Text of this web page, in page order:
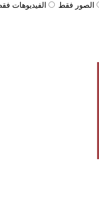
الصور فقط الفيديوهات